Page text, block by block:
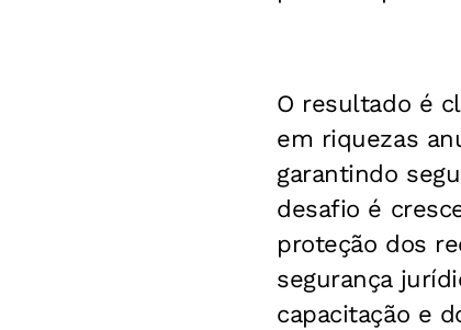
O resultado é
em riquezas
garantindo
desafio é
proteção dos
segurança
capacitação e